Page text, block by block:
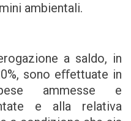
ambientali.
a saldo, in
sono eﬀettuate in
ammesse e
e alla relativa